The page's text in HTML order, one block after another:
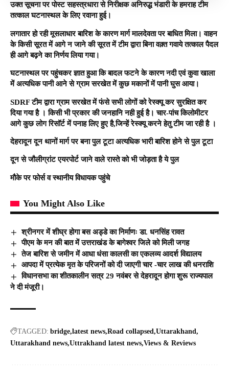
उक्त सूचना पर पोस्ट सहस्त्रधारा से निरीक्षक अनिरुद्ध भंडारी के हमराह टीम
तत्काल घटनास्थल के लिए रवाना हुई।
लगातार हो रही मूसलाधार बारिश के कारण मार्ग मालदेवता पर बाधित मिला। वाहन
के किसी सूरत में आगे न जाने की सूरत में टीम द्वारा बिना वक़्त गवाये तत्काल पैदल
ही आगे बढ़ने का निर्णय लिया गया।
घटनास्थल पर पहुंचकर ज्ञात हुआ कि बादल फटने के कारण नदी एवं कुवा खाला
में अत्यधिक पानी आने से ग्राम सरखेत में कुछ मकानों में पानी घुस आया।
SDRF टीम द्वारा ग्राम सरखेत में फंसे सभी लोगों को रेस्क्यू कर सुरक्षित कर
दिया गया है । किसी भी प्रकार की जनहानि नही हुई है। चार-पांच किलोमीटर
आगे कुछ लोग रिसॉर्ट में पनाह लिए हुए है,जिन्हें रेस्क्यू करने हेतु टीम जा रही है ।
देहरादून दून थानों मार्ग पर बना पुल टूटा अत्यधिक भारी बारिश होने से पुल टूटा
दून से जौलीग्रांट एयरपोर्ट जाने वाले रास्ते को भी जोड़ता है ये पुल
मौके पर फोर्स व स्थानीय विधायक पहुंचे
You Might Also Like
श्रीनगर में शीघ्र होगा बस अड्डे का निर्माणः डा. धनसिंह रावत
पीएम के मन की बात में उत्तराखंड के बागेश्वर जिले को मिली जगह
तेज बारिश से जमीन में आधा धंसा कालसी का एकलव्य आदर्श विद्यालय
आपदा में प्रत्येक मृत के परिजनों को दी जाएगी चार -चार लाख की धनराशि
विधानसभा का शीतकालीन सत्र 29 नवंबर से देहरादून होगा शुरू राज्यपाल
ने दी मंजूरी।
TAGGED: bridge latest news Road collapsed Uttarakhand
Uttarakhand news Uttrakhand latest news Views & Reviews